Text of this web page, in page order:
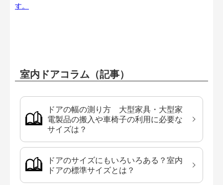
す。
室内ドアコラム（記事）
ドアの幅の測り方 大型家具・大型家
電製品の搬入や車椅子の利用に必要な
サイズは？
ドアのサイズにもいろいろある？室内
ドアの標準サイズとは？